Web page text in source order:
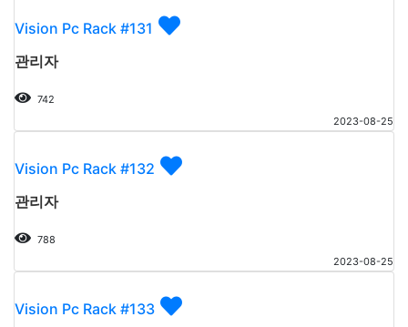
Vision Pc Rack #131
관리자
742
2023-08-25
Vision Pc Rack #132
관리자
788
2023-08-25
Vision Pc Rack #133